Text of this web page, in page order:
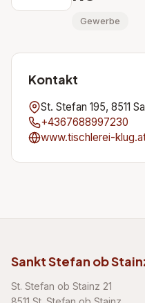
Gewerbe
Kontakt
St. Stefan 195, 8511
+4367688997230
www.tischlerei-
Sankt Stefan ob
St. Stefan ob Stainz 21